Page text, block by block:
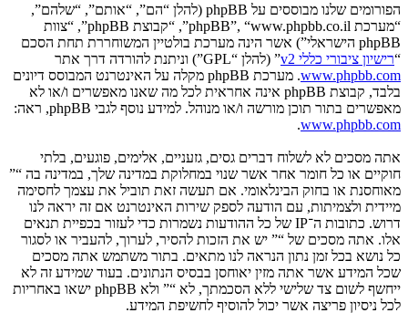
הפורומים שלנו מבוססים על phpBB (להלן “הם”, “אותם”, “שלהם”,
“מערכת phpBB”, “www.phpbb.co.il”, “קבוצת phpBB”, “צוות
phpBB הישראלי”) אשר הינה מערכת בולטיין המשוחררת תחת הסכם
“רישיון ציבורי כללי v2
” (להלן “GPL”) וניתנת להורדה דרך אתר
www.phpbb.com
. מערכת phpBB מקלה על האינטרנט המבוסס דיונים
בלבד, קבוצת phpBB אינה אחראית לכל מה שאנו מאפשרים ו/או לא
מאפשרים בתור תוכן מורשה ו/או מנוהל. למידע נוסף לגבי phpBB, ראה:
www.phpbb.com
.
אתה מסכים לא לשלוח דברים גסים, גזעניים, אלימים, פוגעים, בלתי
חוקיים או כל חומר אחר אשר שנוי במחלוקת במדינה שלך, במדינה בה “”
מאוחסנת או בחוק הבינלאומי. אם תעשה זאת תוביל את עצמך לחסימה
מיידית ולצמיתות, עם הודעה לספק שירות האינטרנט אם זה יראה לנו
דרוש. כתובות ה־IP של כל ההודעות נשמרות כדי לעזור בכפיית תנאים
אלו. אתה מסכים של “” יש את הזכות להסיר, לערוך, להעביר או לסגור
כל נושא בכל זמן נתון הנראה לנו מתאים. בתור משתמש אתה מסכים
שכל המידע אשר אתה מזין יאוחסן בבסיס הנתונים. בעוד שמידע זה לא
ייחשף לשום צד שלישי ללא הסכמתך, לא “” ולא phpBB ישאו באחריות
לכל ניסיון פריצה אשר יכול להוסיף לחשיפת המידע.